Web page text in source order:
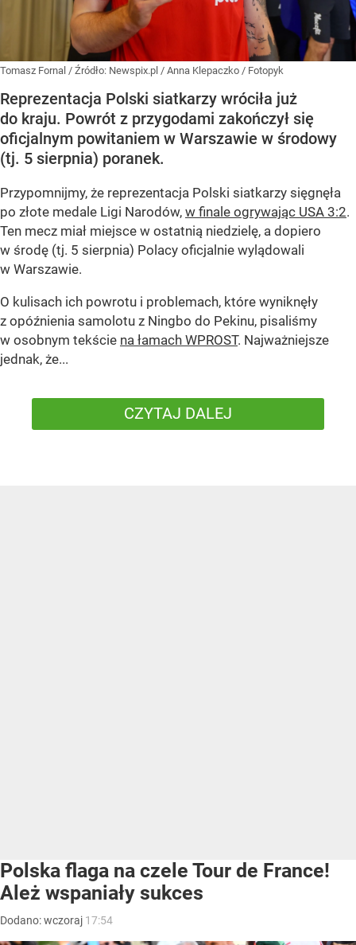
Tomasz Fornal / Źródło: Newspix.pl / Anna Klepaczko / Fotopyk
Reprezentacja Polski siatkarzy wróciła już
do kraju. Powrót z przygodami zakończył się
oficjalnym powitaniem w Warszawie w środowy
(tj. 5 sierpnia) poranek.
Przypomnijmy, że reprezentacja Polski siatkarzy sięgnęła
po złote medale Ligi Narodów, w finale ogrywając USA 3:2.
Ten mecz miał miejsce w ostatnią niedzielę, a dopiero
w środę (tj. 5 sierpnia) Polacy oficjalnie wylądowali
w Warszawie.
O kulisach ich powrotu i problemach, które wyniknęły
z opóźnienia samolotu z Ningbo do Pekinu, pisaliśmy
w osobnym tekście na łamach WPROST. Najważniejsze
jednak, że...
CZYTAJ DALEJ
Polska flaga na czele Tour de France!
Ależ wspaniały sukces
Dodano:wczoraj 17:54